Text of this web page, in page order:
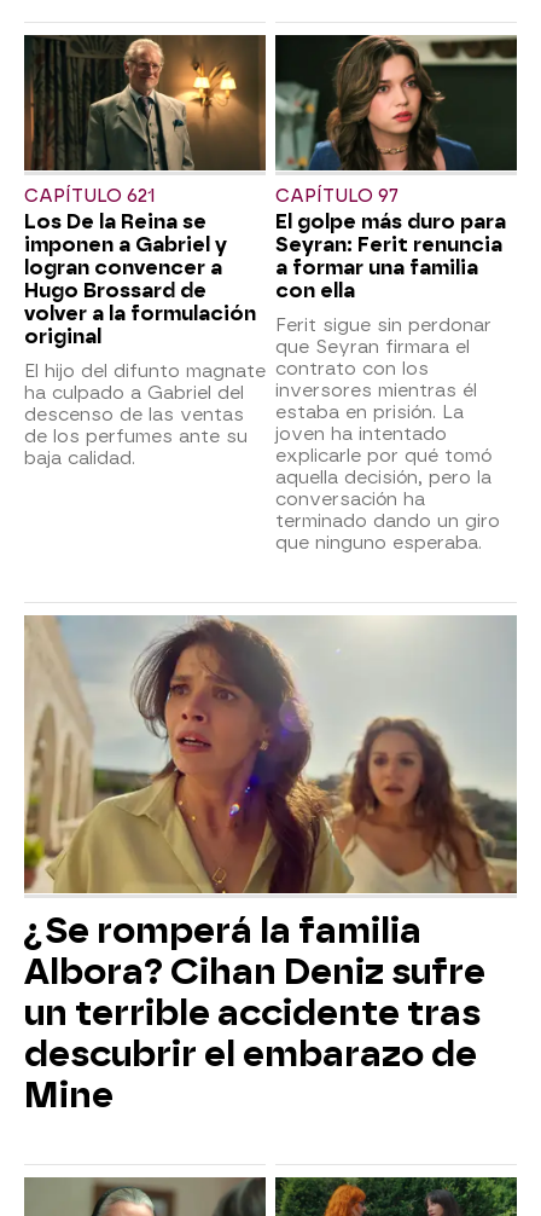
CAPÍTULO 621
Los De la Reina se
imponen a Gabriel y
logran convencer a
Hugo Brossard de
volver a la formulación
original
El hijo del difunto magnate
ha culpado a Gabriel del
descenso de las ventas
de los perfumes ante su
baja calidad.
CAPÍTULO 97
El golpe más duro para
Seyran: Ferit renuncia
a formar una familia
con ella
Ferit sigue sin perdonar
que Seyran firmara el
contrato con los
inversores mientras él
estaba en prisión. La
joven ha intentado
explicarle por qué tomó
aquella decisión, pero la
conversación ha
terminado dando un giro
que ninguno esperaba.
¿Se romperá la familia
Albora? Cihan Deniz sufre
un terrible accidente tras
descubrir el embarazo de
Mine